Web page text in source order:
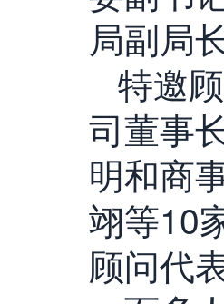
局副局
特邀
司董事
明和商
翊等10
顾问代